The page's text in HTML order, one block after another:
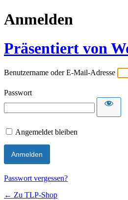
Anmelden
Präsentiert von
Benutzername oder E-Mail-Adresse
Passwort
Angemeldet bleiben
Passwort vergessen?
← Zu TLP-Shop